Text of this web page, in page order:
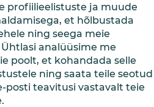
profiilieelistuste ja muude
et hõlbustada
ning seega meie
analüüsime me
poolt, et kohandada selle
ning saata teile seotud
posti teavitusi vastavalt teie